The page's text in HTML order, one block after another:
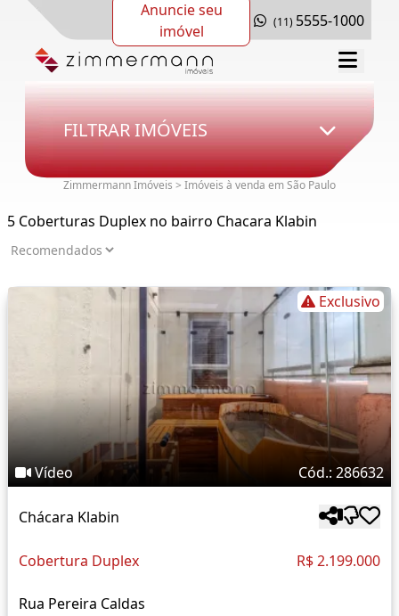
Anuncie seu
imóvel
(11) 5555-1000
FILTRAR IMÓVEIS
Zimmermann Imóveis > Imóveis à venda em São Paulo
5 Coberturas Duplex no bairro Chacara Klabin
Exclusivo
Vídeo Cód.: 286632
Chácara Klabin
Cobertura Duplex R$ 2.199.000
Rua Pereira Caldas